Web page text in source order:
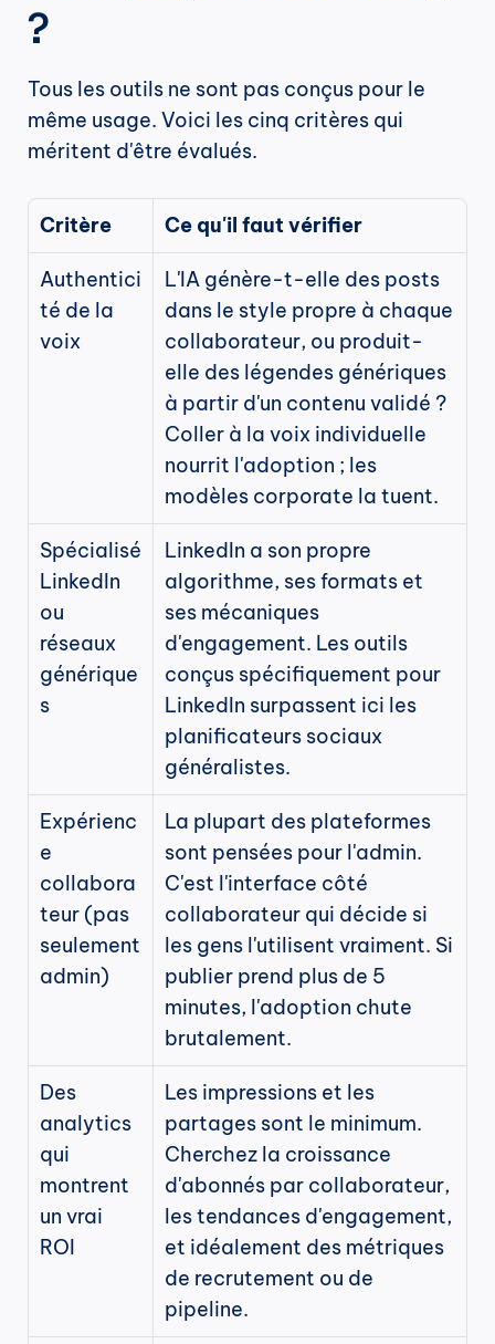
?
Tous les outils ne sont pas conçus pour le
même usage. Voici les cinq critères qui
méritent d'être évalués.
Critère Ce qu'il faut vérifier
Authentici
té de la
voix
L'IA génère-t-elle des posts
dans le style propre à chaque
collaborateur, ou produit-
elle des légendes génériques
à partir d'un contenu validé ?
Coller à la voix individuelle
nourrit l'adoption ; les
modèles corporate la tuent.
Spécialisé
LinkedIn
ou
réseaux
générique
s
LinkedIn a son propre
algorithme, ses formats et
ses mécaniques
d'engagement. Les outils
conçus spécifiquement pour
LinkedIn surpassent ici les
planificateurs sociaux
généralistes.
Expérienc
e
collabora
teur (pas
seulement
admin)
La plupart des plateformes
sont pensées pour l'admin.
C'est l'interface côté
collaborateur qui décide si
les gens l'utilisent vraiment. Si
publier prend plus de 5
minutes, l'adoption chute
brutalement.
Des
analytics
qui
montrent
un vrai
ROI
Les impressions et les
partages sont le minimum.
Cherchez la croissance
d'abonnés par collaborateur,
les tendances d'engagement,
et idéalement des métriques
de recrutement ou de
pipeline.